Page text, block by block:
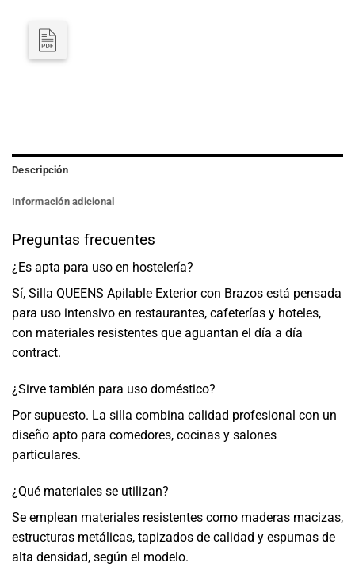
Descripción
Información adicional
Preguntas frecuentes
¿Es apta para uso en hostelería?
Sí, Silla QUEENS Apilable Exterior con Brazos está pensada
para uso intensivo en restaurantes, cafeterías y hoteles,
con materiales resistentes que aguantan el día a día
contract.
¿Sirve también para uso doméstico?
Por supuesto. La silla combina calidad profesional con un
diseño apto para comedores, cocinas y salones
particulares.
¿Qué materiales se utilizan?
Se emplean materiales resistentes como maderas macizas,
estructuras metálicas, tapizados de calidad y espumas de
alta densidad, según el modelo.